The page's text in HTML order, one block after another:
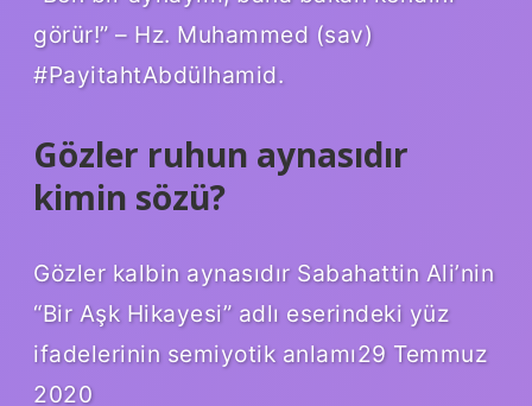
görür!” – Hz. Muhammed (sav)
#PayitahtAbdülhamid.
Gözler ruhun aynasıdır
kimin sözü?
Gözler kalbin aynasıdır Sabahattin Ali’nin
“Bir Aşk Hikayesi” adlı eserindeki yüz
ifadelerinin semiyotik anlamı29 Temmuz
2020